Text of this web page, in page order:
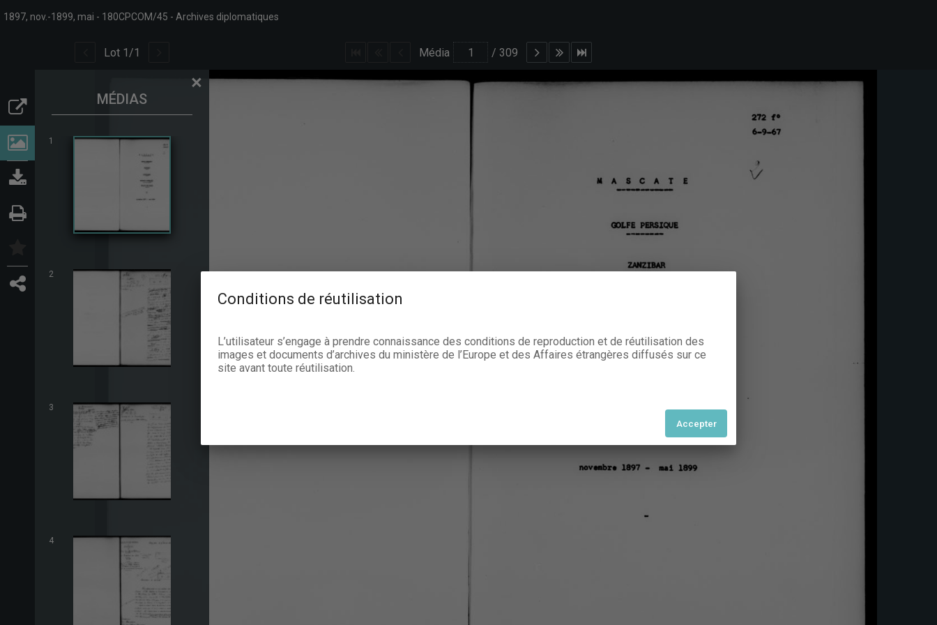
1897, nov.-1899, mai 180CPCOM/45 Archives diplomatiques
Lot 1 /1 Média / 309
MÉDIAS
×
1
2
3
4
Conditions de réutilisation
L’utilisateur s’engage à prendre connaissance des conditions de reproduction et de réutilisation des
images et documents d’archives du ministère de l’Europe et des Affaires étrangères diffusés sur ce
site avant toute réutilisation.